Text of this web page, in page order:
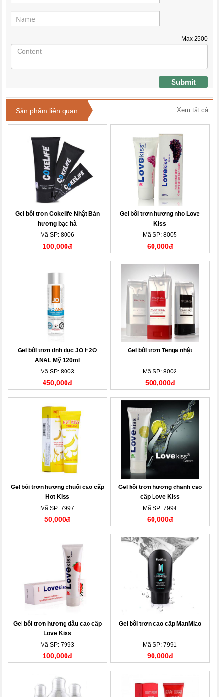
Max 2500
Submit
Sản phẩm liên quan Xem tất cả
Gel bôi trơn Cokelife Nhật Bản
hương bạc hà
Mã SP: 8006
100,000đ
Gel bôi trơn hương nho Love
Kiss
Mã SP: 8005
60,000đ
Gel bôi trơn tinh dục JO H2O
ANAL Mỹ 120ml
Mã SP: 8003
450,000đ
Gel bôi trơn Tenga nhật
Mã SP: 8002
500,000đ
Gel bôi trơn hương chuối cao cấp
Hot Kiss
Mã SP: 7997
50,000đ
Gel bôi trơn hương chanh cao
cấp Love Kiss
Mã SP: 7994
60,000đ
Gel bôi trơn hương dâu cao cấp
Love Kiss
Mã SP: 7993
100,000đ
Gel bôi trơn cao cấp ManMiao
Mã SP: 7991
90,000đ